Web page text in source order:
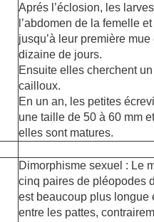
Aprés l’éclosion, les
l’abdomen de la femelle
jusqu’à leur première
dizaine de jours.
Ensuite elles cherchent
cailloux.
En un an, les petites
une taille de 50 à 60 mm
elles sont matures.
Dimorphisme sexuel : Le
cinq paires de pléopodes
est beaucoup plus longue
entre les pattes,